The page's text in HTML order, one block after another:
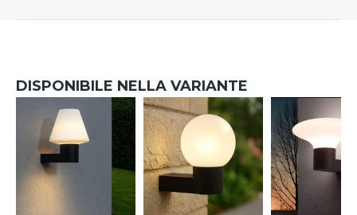
DISPONIBILE NELLA VARIANTE